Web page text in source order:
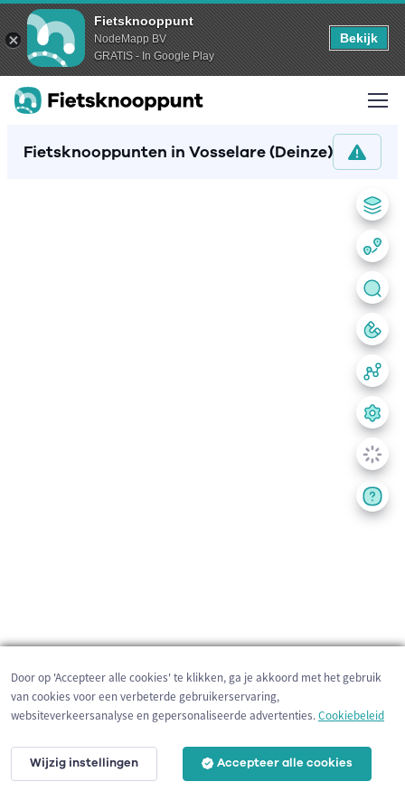
Fietsknooppunt
NodeMapp BV
GRATIS - In Google Play
Bekijk
Fietsknooppunten in Vosselare (Deinze)
200 m
Door op 'Accepteer alle cookies' te klikken, ga je akkoord met het gebruik
van cookies voor een verbeterde gebruikerservaring,
websiteverkeersanalyse en gepersonaliseerde advertenties.Cookiebeleid
Wijzig instellingen Accepteer alle cookies